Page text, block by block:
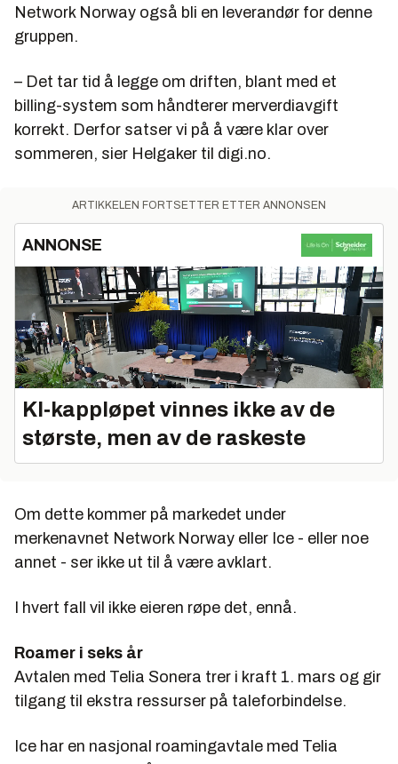
Network Norway også bli en leverandør for denne
gruppen.
– Det tar tid å legge om driften, blant med et
billing-system som håndterer merverdiavgift
korrekt. Derfor satser vi på å være klar over
sommeren, sier Helgaker til digi.no.
ARTIKKELEN FORTSETTER ETTER ANNONSEN
ANNONSE
KI‑kappløpet vinnes ikke av de
største, men av de raskeste
Om dette kommer på markedet under
merkenavnet Network Norway eller Ice - eller noe
annet - ser ikke ut til å være avklart.
I hvert fall vil ikke eieren røpe det, ennå.
Roamer i seks år
Avtalen med Telia Sonera trer i kraft 1. mars og gir
tilgang til ekstra ressurser på taleforbindelse.
Ice har en nasjonal roamingavtale med Telia